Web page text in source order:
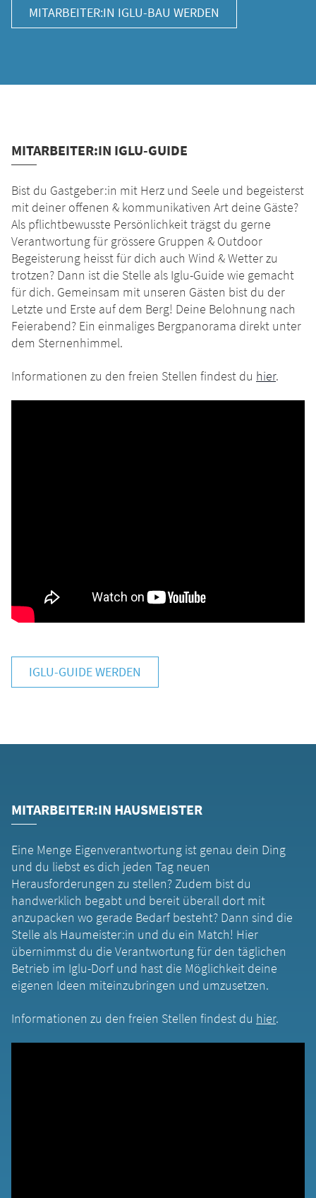
MITARBEITER:IN IGLU-BAU WERDEN
MITARBEITER:IN IGLU-GUIDE
Bist du Gastgeber:in mit Herz und Seele und begeisterst
mit deiner offenen & kommunikativen Art deine Gäste?
Als pflichtbewusste Persönlichkeit trägst du gerne
Verantwortung für grössere Gruppen & Outdoor
Begeisterung heisst für dich auch Wind & Wetter zu
trotzen? Dann ist die Stelle als Iglu-Guide wie gemacht
für dich. Gemeinsam mit unseren Gästen bist du der
Letzte und Erste auf dem Berg! Deine Belohnung nach
Feierabend? Ein einmaliges Bergpanorama direkt unter
dem Sternenhimmel.
Informationen zu den freien Stellen findest du hier.
IGLU-GUIDE WERDEN
MITARBEITER:IN HAUSMEISTER
Eine Menge Eigenverantwortung ist genau dein Ding
und du liebst es dich jeden Tag neuen
Herausforderungen zu stellen? Zudem bist du
handwerklich begabt und bereit überall dort mit
anzupacken wo gerade Bedarf besteht? Dann sind die
Stelle als Haumeister:in und du ein Match! Hier
übernimmst du die Verantwortung für den täglichen
Betrieb im Iglu-Dorf und hast die Möglichkeit deine
eigenen Ideen miteinzubringen und umzusetzen.
Informationen zu den freien Stellen findest du hier.